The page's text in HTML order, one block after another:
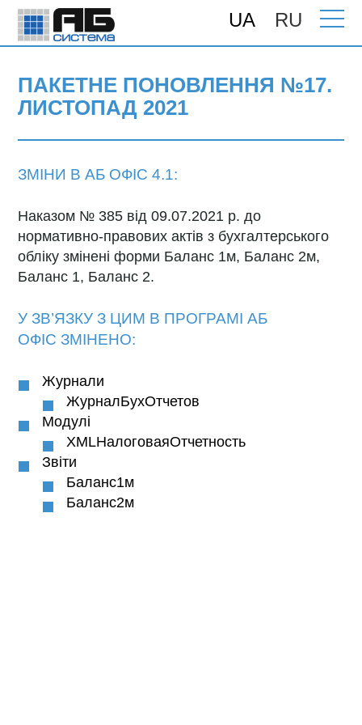
UA RU
Головна>Підтримка>Поновлення>
ПАКЕТНЕ ПОНОВЛЕННЯ №17.
ЛИСТОПАД 2021
ЗМІНИ В АБ ОФІС 4.1:
Наказом № 385 від 09.07.2021 р. до
нормативно-правових актів з бухгалтерського
обліку змінені форми Баланс 1м, Баланс 2м,
Баланс 1, Баланс 2.
У ЗВ’ЯЗКУ З ЦИМ В ПРОГРАМІАБ
ОФІС ЗМІНЕНО:
Журнали
ЖурналБухОтчетов
Модулі
XMLНалоговаяОтчетность
Звіти
Баланс1м
Баланс2м